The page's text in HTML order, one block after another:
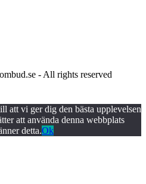
- All rights reserved
att vi ger dig den bästa upplevelsen
att använda denna webbplats
detta.Ok